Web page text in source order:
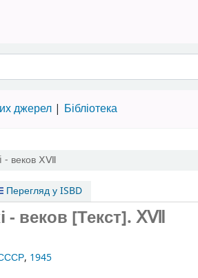
джерел Бібліотека
- вековⅩⅦ
Перегляд у ISBD
- веков [Текст].ⅩⅦ
, 1945